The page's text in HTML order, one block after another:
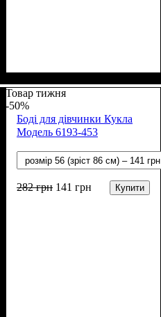
б)
Товар тижня
-50%
Боді для дівчинки Кукла
Модель 6193-453
282грн 141 грн Купити